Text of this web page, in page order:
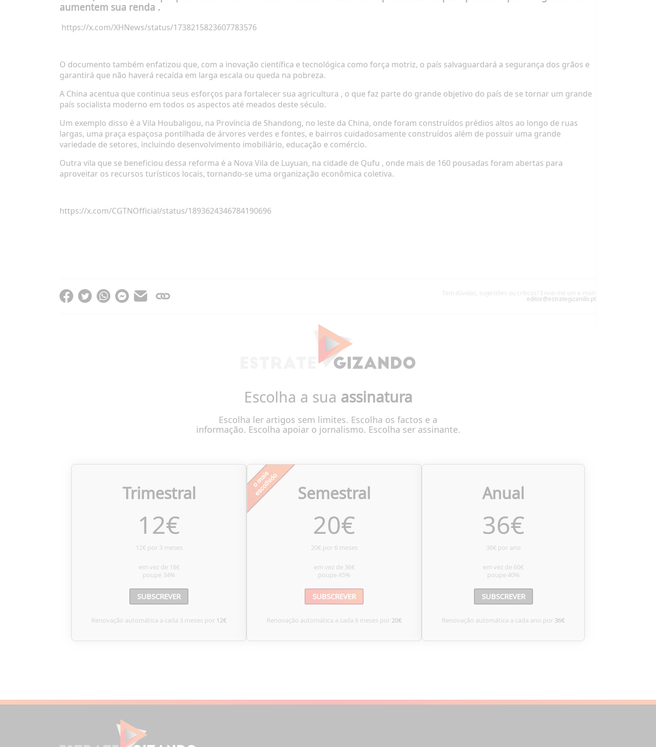
aumentem sua renda .
https://x.com/XHNews/status/1738215823607783576
O documento também enfatizou que, com a inovação científica e tecnológica como força motriz, o país salvaguardará a segurança dos grãos e
garantirá que não haverá recaída em larga escala ou queda na pobreza.
A China acentua que continua seus esforços para fortalecer sua agricultura , o que faz parte do grande objetivo do país de se tornar um grande
país socialista moderno em todos os aspectos até meados deste século.
Um exemplo disso é a Vila Houbaligou, na Província de Shandong, no leste da China, onde foram construídos prédios altos ao longo de ruas
largas, uma praça espaçosa pontilhada de árvores verdes e fontes, e bairros cuidadosamente construídos além de possuir uma grande
variedade de setores, incluindo desenvolvimento imobiliário, educação e comércio.
Outra vila que se beneficiou dessa reforma é a Nova Vila de Luyuan, na cidade de Qufu , onde mais de 160 pousadas foram abertas para
aproveitar os recursos turísticos locais, tornando-se uma organização econômica coletiva.
https://x.com/CGTNOfficial/status/1893624346784190696
Tem dúvidas, sugestões ou críticas? Envie-me um e-mail:
editor@estrategizando.pt
Escolha a sua assinatura
Escolha ler artigos sem limites. Escolha os factos e a
informação. Escolha apoiar o jornalismo. Escolha ser assinante.
Trimestral
12€
12€ por 3 meses
em vez de 18€
poupe 34%
SUBSCREVER
Renovação automática a cada 3 meses por 12€
Semestral
20€
20€ por 6 meses
em vez de 36€
poupe45%
SUBSCREVER
Renovação automática a cada 6 meses por20€
Anual
36€
36€ por ano
em vez de 60€
poupe40%
SUBSCREVER
Renovação automática a cada ano por36€